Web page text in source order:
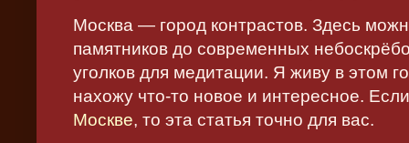
Москва — город контрастов. Здесь
памятников до современных
уголков для медитации. Я живу в этом
нахожу что-то новое и интересное.
Москве, то эта статья точно для вас.